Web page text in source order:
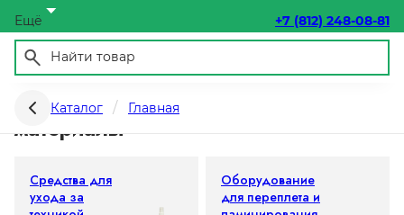
Ещё +7 (812) 248-08-81
Каталог Главная
Офисная техника и расходные
материалы
Средства для
ухода за
Оборудование
для переплета и